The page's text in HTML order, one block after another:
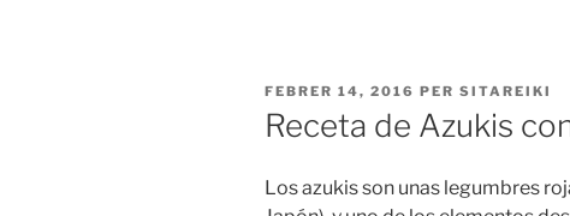
PUBLICAT
A
FEBRER 14, 2016 PER SITAREIKI
Receta de Azukis
Los azukis son unas legumbres